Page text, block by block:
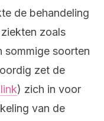
de behandeling
zoals
sommige soorten
zet de
) zich in voor
van de